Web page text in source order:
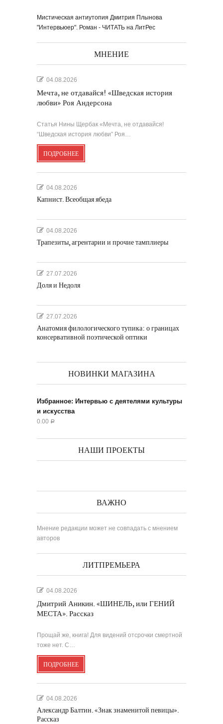
Мистическая антиутопия Дмитрия Плынова
"Интервьюер". Роман - ЧИТАТЬ на ЛитРес
МНЕНИЕ
04.08.2026
Мечта, не отдавайся! «Шведская история
любви» Роя Андерсона
Статья Нины Щербак «Мечта, не отдавайся!
“Шведская история любви” Роя…
ПОДРОБНЕЕ
04.08.2026
Капнист. Всеобщая ябеда
04.08.2026
Трапезиты, агрентарии и прочие тамплиеры
27.07.2026
Доля и Недоля
27.07.2026
Анатомия филологического тупика: о границах
консервативной поэтической оптики
НОВИНКИ МАГАЗИНА
Избранное: Интервью с деятелями культуры
и искусства
0.00 Р
НАШИ ПРОЕКТЫ
ВАЖНО
Мнение редакции может не совпадать с мнением
авторов
ЛИТПРЕМЬЕРА
04.08.2026
Дмитрий Аникин. «ШИНЕЛЬ, или ГЕНИЙ
МЕСТА». Рассказ
Прощай же, книга! Для видений отсрочки смертной
тоже нет. С…
ПОДРОБНЕЕ
04.08.2026
Александр Балтин. «Знак знаменитой певицы».
Рассказ